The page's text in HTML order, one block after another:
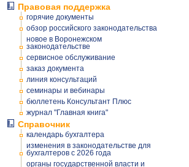
Правовая поддержка
горячие документы
обзор российского законодательства
новое в Воронежском
законодательстве
сервисное обслуживание
заказ документа
линия консультаций
семинары и вебинары
бюллетень Консультант Плюс
журнал "Главная книга"
Справочник
календарь бухгалтера
изменения в законодательстве для
бухгалтеров с 2026 года
органы государственной власти и